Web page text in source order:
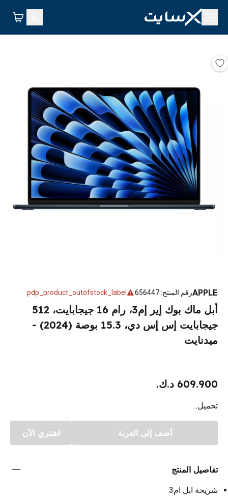
APPLEرقم المنتج:
656447
pdp_product_outofstock_label
أبل ماك بوك إير إم3، رام 16 جيجابايت، 512
جيجابايت إس إس دي، 15.3 بوصة (2024) -
ميدنايت
609.900 د.ك.
تحميل..
أضف إلى العربة اشتري الآن
تفاصيل المنتج
شريحة ابل ام3